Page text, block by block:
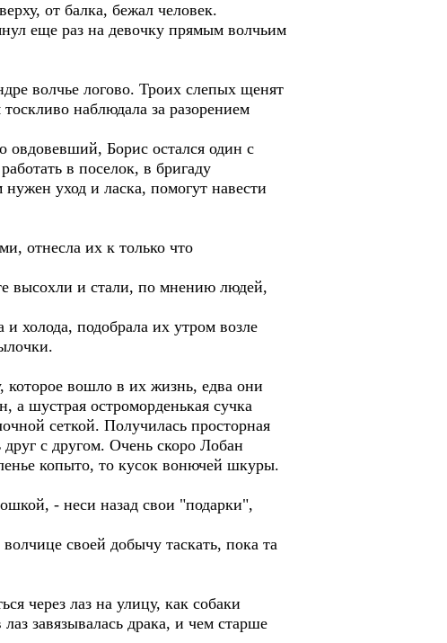
от балка, бежал человек.
еще раз на девочку прямым волчьим
волчье логово. Троих слепых щенят
наблюдала за разорением
овдовевший, Борис остался один с
в поселок, в бригаду
уход и ласка, помогут навести
отнесла их к только что
высохли и стали, по мнению людей,
холода, подобрала их утром возле
которое вошло в их жизнь, едва они
а шустрая остроморденькая сучка
сеткой. Получилась просторная
с другом. Очень скоро Лобан
копыто, то кусок вонючей шкуры.
- неси назад свои "подарки",
своей добычу таскать, пока та
через лаз на улицу, как собаки
завязывалась драка, и чем старше